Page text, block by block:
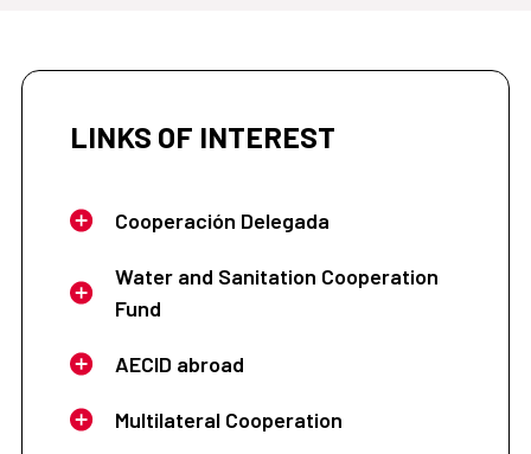
LINKS OF INTEREST
Cooperación Delegada
Water and Sanitation Cooperation
Fund
AECID abroad
Multilateral Cooperation